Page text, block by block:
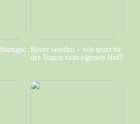
Bauer werden – wie teuer ist
der Traum vom eigenen Hof?